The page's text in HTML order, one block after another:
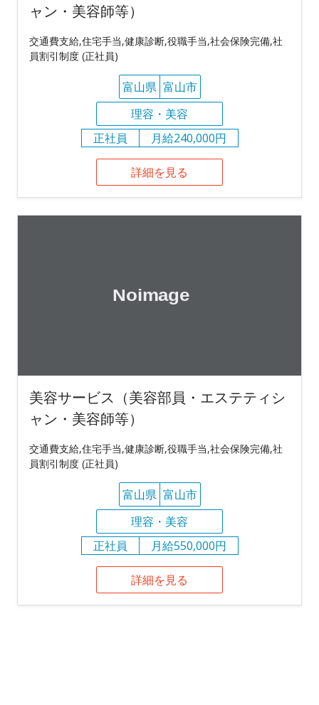
ャン・美容師等）
交通費支給,住宅手当,健康診断,役職手当,社会保険完備,社
員割引制度 (正社員)
富山県 富山市
理容・美容
正社員
月給240,000円
詳細を見る
美容サービス（美容部員・エステティシ
ャン・美容師等）
交通費支給,住宅手当,健康診断,役職手当,社会保険完備,社
員割引制度 (正社員)
富山県 富山市
理容・美容
正社員
月給550,000円
詳細を見る